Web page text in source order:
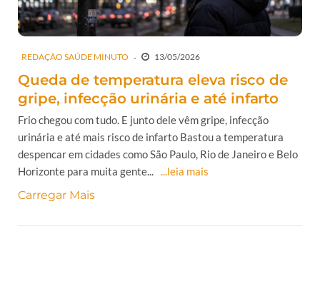
REDAÇÃO SAÚDE MINUTO 13/05/2026
Queda de temperatura eleva risco de
gripe, infecção urinária e até infarto
Frio chegou com tudo. E junto dele vêm gripe, infecção
urinária e até mais risco de infarto Bastou a temperatura
despencar em cidades como São Paulo, Rio de Janeiro e Belo
Horizonte para muita gente... ...leia mais
Carregar Mais